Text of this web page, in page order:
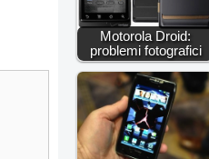
Motorola Droid:
problemi fotografici